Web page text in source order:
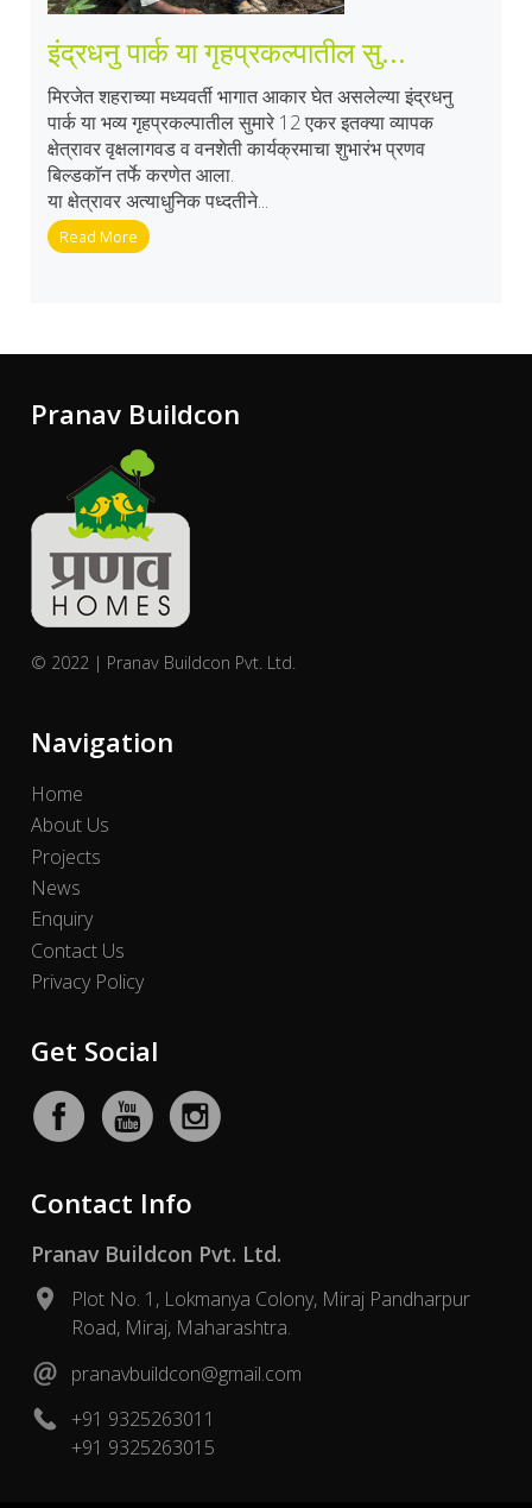
इंद्रधनु पार्क या गृहप्रकल्पातील सु...
मिरजेत शहराच्या मध्यवर्ती भागात आकार घेत असलेल्या इंद्रधनु
पार्क या भव्य गृहप्रकल्पातील सुमारे 12 एकर इतक्या व्यापक
क्षेत्रावर वृक्षलागवड व वनशेती कार्यक्रमाचा शुभारंभ प्रणव
बिल्डकाॅन तर्फे करणेत आला.
या क्षेत्रावर अत्याधुनिक पध्दतीने...
Read More
Pranav Buildcon
© 2022 | Pranav Buildcon Pvt. Ltd.
Navigation
Home
About Us
Projects
News
Enquiry
Contact Us
Privacy Policy
Get Social
Contact Info
Pranav Buildcon Pvt. Ltd.
Plot No. 1, Lokmanya Colony, Miraj Pandharpur
Road, Miraj, Maharashtra.
pranavbuildcon@gmail.com
+91 9325263011
+91 9325263015